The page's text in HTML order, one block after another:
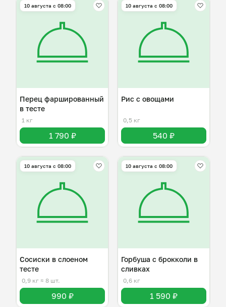
10 августа с 08:00
Перец фаршированный
в тесте
1 кг
1 790 ₽
10 августа с 08:00
Рис с овощами
0,5 кг
540 ₽
10 августа с 08:00
Сосиски в слоеном
тесте
0,9 кг ≈ 8 шт.
990 ₽
10 августа с 08:00
Горбуша с брокколи в
сливках
0,6 кг
1 590 ₽